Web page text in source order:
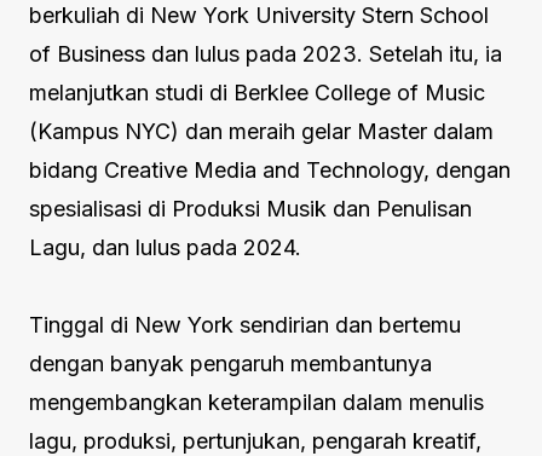
berkuliah di New York University Stern School
of Business dan lulus pada 2023. Setelah itu, ia
melanjutkan studi di Berklee College of Music
(Kampus NYC) dan meraih gelar Master dalam
bidang Creative Media and Technology, dengan
spesialisasi di Produksi Musik dan Penulisan
Lagu, dan lulus pada 2024.
Tinggal di New York sendirian dan bertemu
dengan banyak pengaruh membantunya
mengembangkan keterampilan dalam menulis
lagu, produksi, pertunjukan, pengarah kreatif,